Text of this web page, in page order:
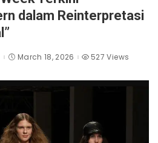
dalam Reinterpretasi
March 18, 2026 527 Views